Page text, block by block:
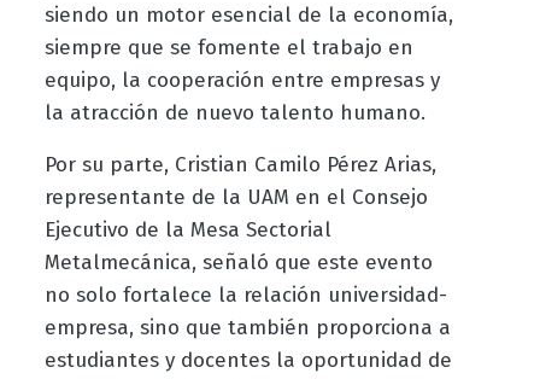
siendo un motor esencial de la economía,
siempre que se fomente el trabajo en
equipo, la cooperación entre empresas y
la atracción de nuevo talento humano.
Por su parte, Cristian Camilo Pérez Arias,
representante de la UAM en el Consejo
Ejecutivo de la Mesa Sectorial
Metalmecánica, señaló que este evento
no solo fortalece la relación universidad-
empresa, sino que también proporciona a
estudiantes y docentes la oportunidad de